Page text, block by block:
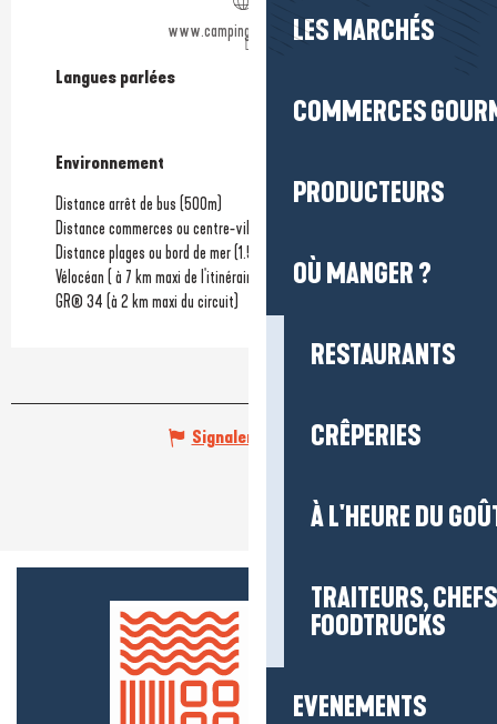
LES MARCHÉS
COMMERCES
PRODUCTEURS
OÙ MANGER ?
RESTAURANTS
CRÊPERIES
À L'HEURE DU
TRAITEURS,
FOODTRUCKS
EVENEMENTS
www.camping-lesparcs.com
Langues parlées
Langues parlées
Environnement
Environnement
Distance arrêt de bus (500m)
Distance commerces ou centre-ville
Distance plages ou bord de mer (1.5km)
Vélocéan ( à 7 km maxi de l'itinéraire)
GR® 34 (à 2 km maxi du circuit)
Signaler une erreur